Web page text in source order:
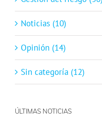
Noticias (10)
Opinión (14)
Sin categoría (12)
ÚLTIMAS NOTICIAS